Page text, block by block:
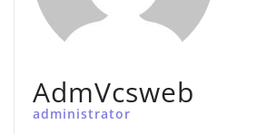
AdmVcsweb
administrator